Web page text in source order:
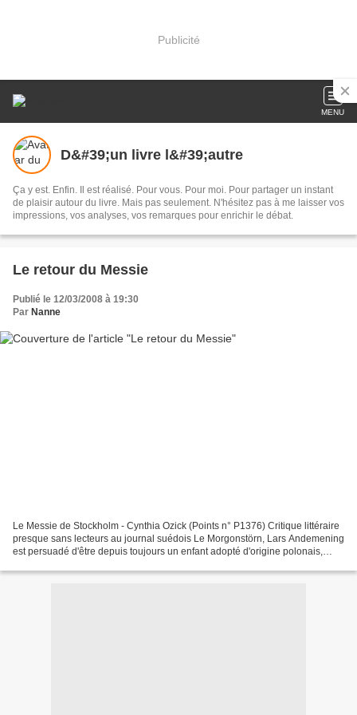
Publicité
MENU
D&#39;un livre l&#39;autre
Ça y est. Enfin. Il est réalisé. Pour vous. Pour moi. Pour partager un instant
de plaisir autour du livre. Mais pas seulement. N'hésitez pas à me laisser vos
impressions, vos analyses, vos remarques pour enrichir le débat.
Le retour du Messie
Publié le 12/03/2008 à 19:30
Par Nanne
Le Messie de Stockholm - Cynthia Ozick (Points n° P1376) Critique littéraire
presque sans lecteurs au journal suédois Le Morgonstörn, Lars Andemening
est persuadé d'être depuis toujours un enfant adopté d'origine polonais,